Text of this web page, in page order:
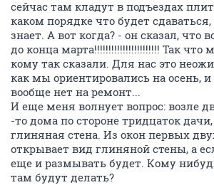
сейчас там кладут в подъездах
каком порядке что будет сдаваться,
знает. А вот когда? - он сказал, что
до конца марта!!!!!!!!!!!!!!!!!!!!!!! Так
кому так сказали. Для нас это
как мы ориентировались на осень, и
вообще нет на ремонт...
И еще меня волнует вопрос: возле
-то дома по стороне тридцаток
глиняная стена. Из окон первых
открывает вид глиняной стены, а
еще и размывать будет. Кому
там будут делать?